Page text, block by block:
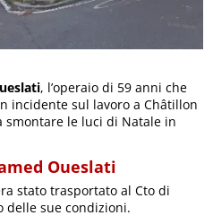
, l’operaio di 59 anni che
incidente sul lavoro a Châtillon
smontare le luci di Natale in
Oueslati
stato trasportato al Cto di
delle sue condizioni.